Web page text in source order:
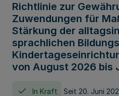
Richtlinie zur
Zuwendungen für
Stärkung der
sprachlichen
von August 2026 bis
In Kraft Seit 20. Juni